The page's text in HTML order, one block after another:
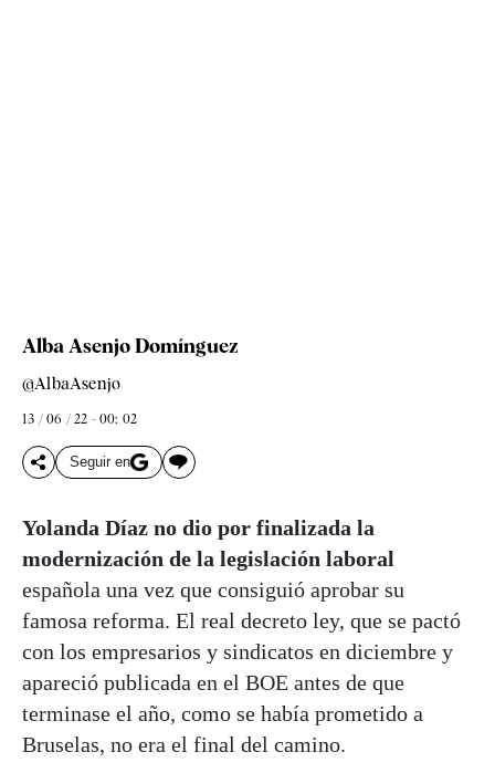
Alba Asenjo Domínguez
@AlbaAsenjo
13 / 06 / 22 - 00: 02
Seguir en
Yolanda Díaz no dio por finalizada la
modernización de la legislación laboral
española una vez que consiguió aprobar su
famosa reforma. El real decreto ley, que se pactó
con los empresarios y sindicatos en diciembre y
apareció publicada en el BOE antes de que
terminase el año, como se había prometido a
Bruselas, no era el final del camino.